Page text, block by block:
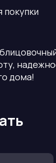
покупки
дома!